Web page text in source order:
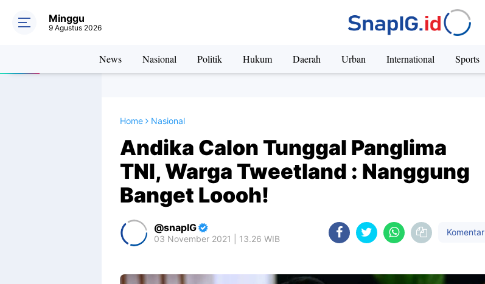
Minggu
9 Agustus 2026
News Nasional Politik Hukum Daerah Urban International Sports
Home Nasional
Andika Calon Tunggal Panglima
TNI, Warga Tweetland : Nanggung
Banget Loooh!
snapIG
03 November 2021 | 13.26 WIB
Komentar